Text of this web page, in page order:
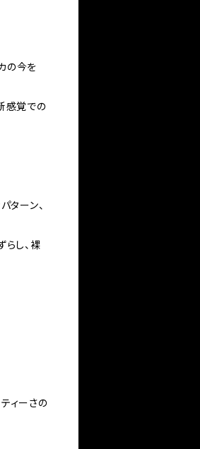
の今を
感覚での
ターン、
らし、裸
ィーさの